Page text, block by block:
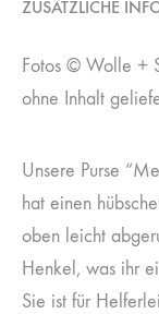
ZUSÄTZLICHE
Fotos © Wolle +
ohne Inhalt
Unsere Purse
hat einen
oben leicht
Henkel, was ihr
Sie ist für